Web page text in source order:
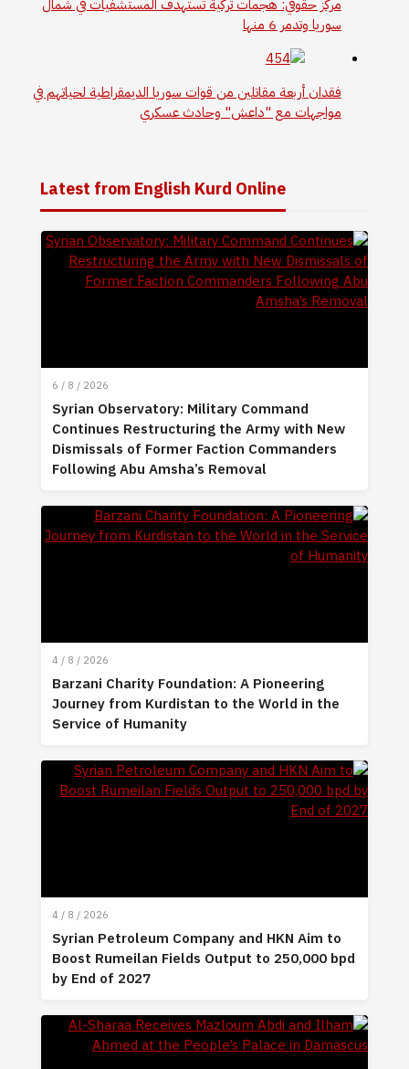
مركز حقوقي: هجمات تركية تستهدف المستشفيات في شمال
سوريا وتدمر 6 منها
فقدان أربعة مقاتلين من قوات سوريا الديمقراطية لحياتهم في
مواجهات مع "داعش" وحادث عسكري
Latest from English Kurd Online
6 / 8 / 2026
Syrian Observatory: Military Command
Continues Restructuring the Army with New
Dismissals of Former Faction Commanders
Following Abu Amsha’s Removal
4 / 8 / 2026
Barzani Charity Foundation: A Pioneering
Journey from Kurdistan to the World in the
Service of Humanity
4 / 8 / 2026
Syrian Petroleum Company and HKN Aim to
Boost Rumeilan Fields Output to 250,000 bpd
by End of 2027